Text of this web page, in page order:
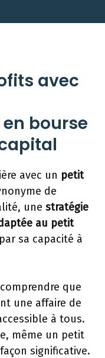
avec
bourse
avec un petit
de
une stratégie
au petit
sa capacité à
que
une affaire de
à tous.
même un petit
significative.